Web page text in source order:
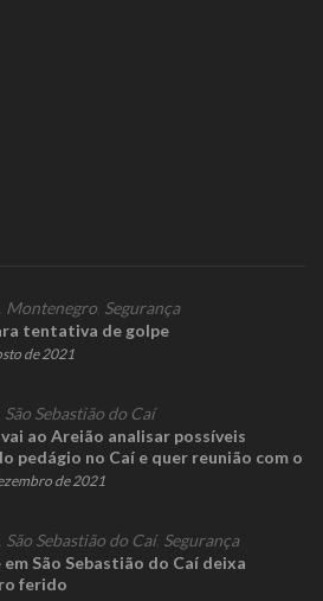
Montenegro Segurança
tentativa de golpe
de 2021
São Sebastião do Caí
ao Areião analisar possíveis
pedágio no Caí e quer reunião com o
de 2021
São Sebastião do Caí, Segurança
São Sebastião do Caí deixa
ferido